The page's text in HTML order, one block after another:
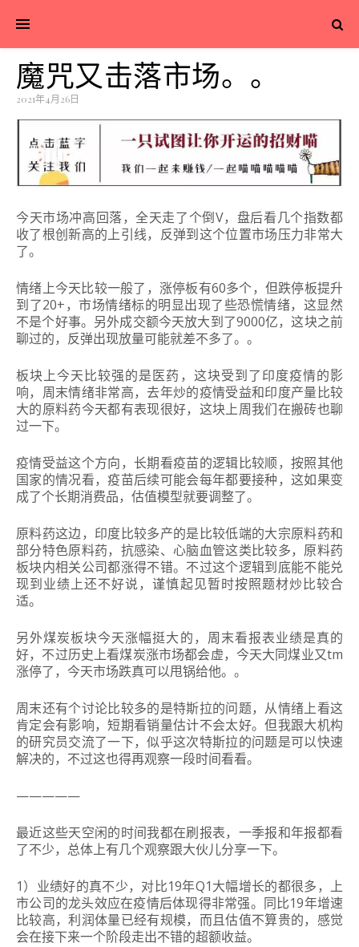
魔咒又击落市场。。
2021年4月26日
今天市场冲高回落，全天走了个倒V，盘后看几个指数都
收了根创新高的上引线，反弹到这个位置市场压力非常大
了。
情绪上今天比较一般了，涨停板有60多个，但跌停板提升
到了20+，市场情绪标的明显出现了些恐慌情绪，这显然
不是个好事。另外成交额今天放大到了9000亿，这块之前
聊过的，反弹出现放量可能就差不多了。。
板块上今天比较强的是医药，这块受到了印度疫情的影
响，周末情绪非常高，去年炒的疫情受益和印度产量比较
大的原料药今天都有表现很好，这块上周我们在搬砖也聊
过一下。
疫情受益这个方向，长期看疫苗的逻辑比较顺，按照其他
国家的情况看，疫苗后续可能会每年都要接种，这如果变
成了个长期消费品，估值模型就要调整了。
原料药这边，印度比较多产的是比较低端的大宗原料药和
部分特色原料药，抗感染、心脑血管这类比较多，原料药
板块内相关公司都涨得不错。不过这个逻辑到底能不能兑
现到业绩上还不好说，谨慎起见暂时按照题材炒比较合
适。
另外煤炭板块今天涨幅挺大的，周末看报表业绩是真的
好，不过历史上看煤炭涨市场都会虚，今天大同煤业又tm
涨停了，今天市场跌真可以甩锅给他。。
周末还有个讨论比较多的是特斯拉的问题，从情绪上看这
肯定会有影响，短期看销量估计不会太好。但我跟大机构
的研究员交流了一下，似乎这次特斯拉的问题是可以快速
解决的，不过这也得再观察一段时间看看。
—————
最近这些天空闲的时间我都在刷报表，一季报和年报都看
了不少，总体上有几个观察跟大伙儿分享一下。
1）业绩好的真不少，对比19年Q1大幅增长的都很多，上
市公司的龙头效应在疫情后体现得非常强。同比19年增速
比较高，利润体量已经有规模，而且估值不算贵的，感觉
会在接下来一个阶段走出不错的超额收益。